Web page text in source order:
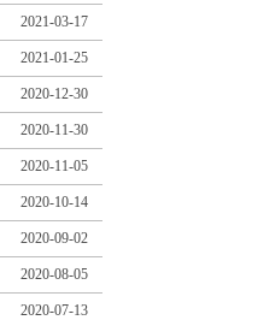
2021-03-17
2021-01-25
2020-12-30
2020-11-30
2020-11-05
2020-10-14
2020-09-02
2020-08-05
2020-07-13